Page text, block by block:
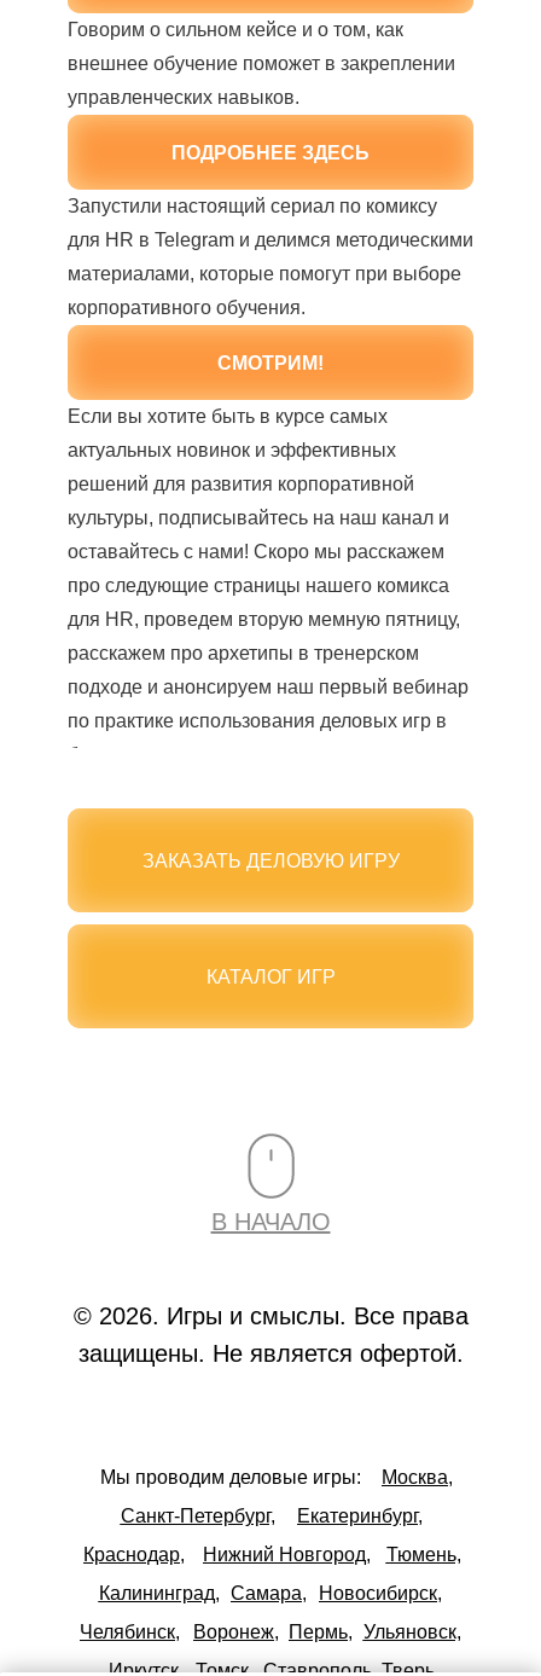
Говорим о сильном кейсе и о том, как
внешнее обучение поможет в закреплении
управленческих навыков.
ПОДРОБНЕЕ ЗДЕСЬ
Запустили настоящий сериал по комиксу
для HR в Telegram и делимся методическими
материалами, которые помогут при выборе
корпоративного обучения.
СМОТРИМ!
Если вы хотите быть в курсе самых
актуальных новинок и эффективных
решений для развития корпоративной
культуры, подписывайтесь на наш канал и
оставайтесь с нами! Скоро мы расскажем
про следующие страницы нашего комикса
для HR, проведем вторую мемную пятницу,
расскажем про архетипы в тренерском
подходе и анонсируем наш первый вебинар
по практике использования деловых игр в
бизнесе.
ПОДПИСАТЬСЯ НА КАНАЛ
ЗАКАЗАТЬ ДЕЛОВУЮ ИГРУ
КАТАЛОГ ИГР
В НАЧАЛО
© 2026. Игры и смыслы. Все права
защищены. Не является офертой.
Мы проводим деловые игры:
Москва,
Санкт-Петербург,
Екатеринбург,
Краснодар,
Нижний Новгород,
Тюмень,
Калининград, Самара,
Новосибирск,
Челябинск,
Воронеж, Пермь, Ульяновск,
Иркутск, Томск, Ставрополь, Тверь,